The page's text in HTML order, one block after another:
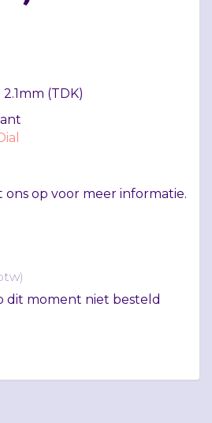
(TDK)
op voor meer informatie.
)
dit moment niet besteld